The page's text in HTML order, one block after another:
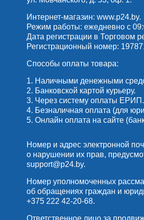
Интернет-магазин: www.p24.by.
Режим работы: ежедневно с
Дата регистрации в Торговом
Регистрационный номер:
Способы оплаты товара:
1. Наличными денежными
2. Банковской картой курьеру.
3. Через систему оплаты ЕРИП.
4. Безналичная оплата (для
5. Онлайн оплата на сайте
Номер и адрес электронной
о нарушении их прав,
support@p24.by.
Номер уполномоченных
об обращениях граждан и
+375 222 42-20-68.
Ответственное лицо за